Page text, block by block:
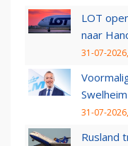
LOT
naar
31-07-
31-07-
Rusland